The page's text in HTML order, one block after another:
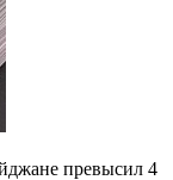
превысил 4